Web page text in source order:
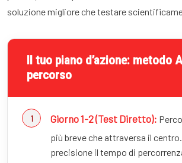
soluzione migliore che testare
Il tuo piano d’azione: metodo
percorso
Giorno 1-2 (Test Diretto):
più breve che attraversa il
precisione il tempo di